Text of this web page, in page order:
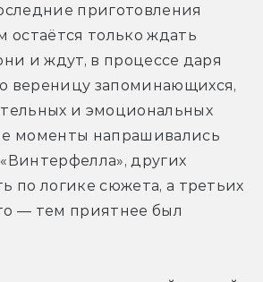
приготовления
остаётся только ждать
и ждут, в процессе даря
вереницу запоминающихся,
и эмоциональных
моменты напрашивались
других
по логике сюжета, а третьих
— тем приятнее был